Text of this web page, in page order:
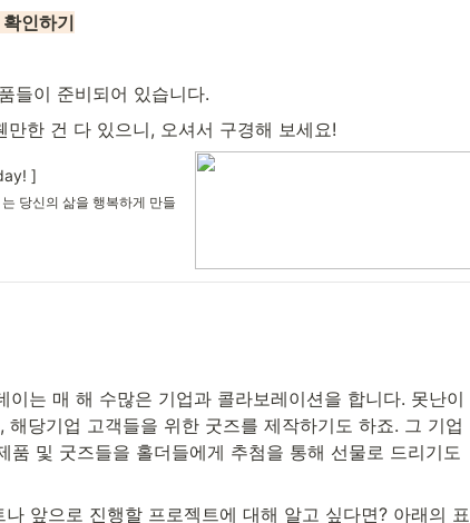
인하기
들이 준비되어 있습니다.
한 건 다 있으니, 오셔서 구경해 보세요!
]
당신의 삶을 행복하게 만들
이는 매 해 수많은 기업과 콜라보레이션을 합니다. 못난이
당기업 고객들을 위한 굿즈를 제작하기도 하죠. 그 기업
품 및 굿즈들을 홀더들에게 추첨을 통해 선물로 드리기도
앞으로 진행할 프로젝트에 대해 알고 싶다면? 아래의 표